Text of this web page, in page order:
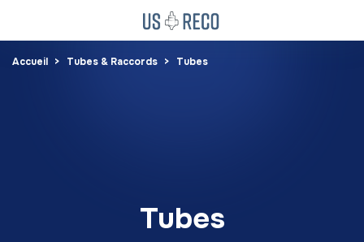
Accueil Tubes & Raccords Tubes
Tubes